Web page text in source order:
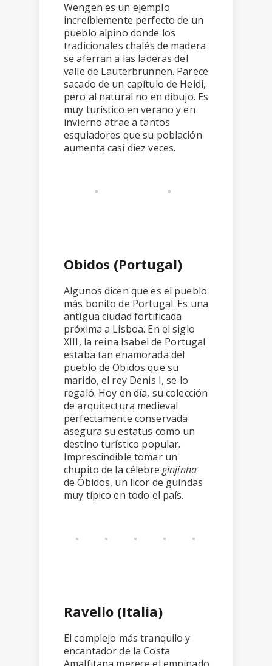
Wengen es un ejemplo
increíblemente perfecto de un
pueblo alpino donde los
tradicionales chalés de madera
se aferran a las laderas del
valle de Lauterbrunnen. Parece
sacado de un capítulo de Heidi,
pero al natural no en dibujo. Es
muy turístico en verano y en
invierno atrae a tantos
esquiadores que su población
aumenta casi diez veces.
Obidos (Portugal)
Algunos dicen que es el pueblo
más bonito de Portugal. Es una
antigua ciudad fortificada
próxima a Lisboa. En el siglo
XIII, la reina Isabel de Portugal
estaba tan enamorada del
pueblo de Obidos que su
marido, el rey Denis I, se lo
regaló. Hoy en día, su colección
de arquitectura medieval
perfectamente conservada
asegura su estatus como un
destino turístico popular.
Imprescindible tomar un
chupito de la célebre ginjinha
de Óbidos, un licor de guindas
muy típico en todo el país.
Ravello (Italia)
El complejo más tranquilo y
encantador de la Costa